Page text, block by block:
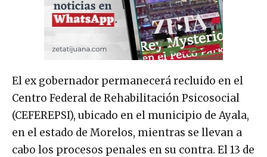
El ex gobernador permanecerá recluido en el
Centro Federal de Rehabilitación Psicosocial
(CEFEREPSI), ubicado en el municipio de Ayala,
en el estado de Morelos, mientras se llevan a
cabo los procesos penales en su contra. El 13 de